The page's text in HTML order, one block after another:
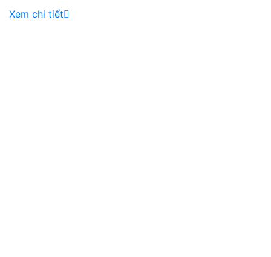
Xem chi tiết